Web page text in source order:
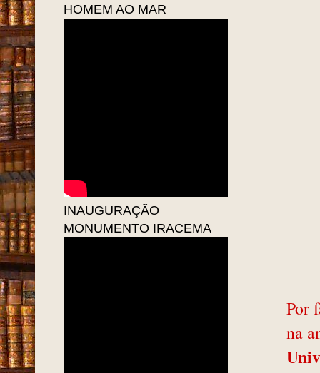
Por
na
HOMEM AO MAR
INAUGURAÇÃO
MONUMENTO IRACEMA